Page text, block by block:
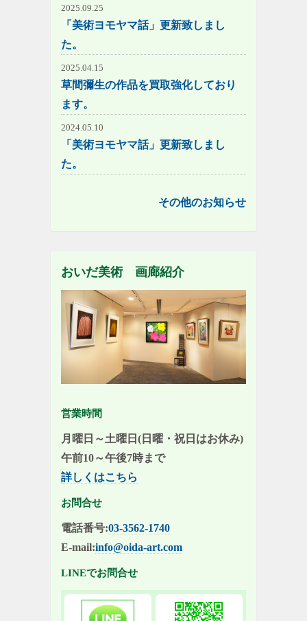
2025.09.25
「美術ヨモヤマ話」更新致しまし
た。
2025.04.15
草間彌生の作品を買取強化しており
ます。
2024.05.10
「美術ヨモヤマ話」更新致しまし
た。
その他のお知らせ
おいだ美術 画廊紹介
営業時間
月曜日～土曜日(日曜・祝日はお休み)
午前10～午後7時まで
詳しくはこちら
お問合せ
電話番号:03-3562-1740
E-mail:info@oida-art.com
LINEでお問合せ